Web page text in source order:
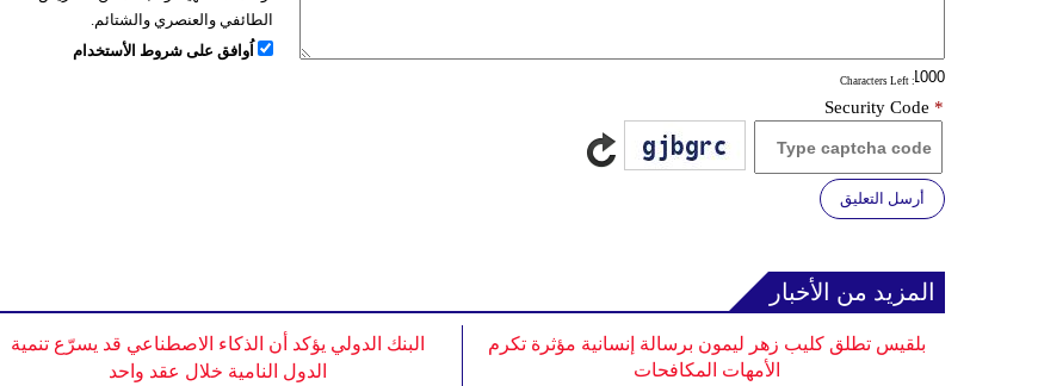
: Characters Left
الطائفي والعنصري والشتائم.
اُوافق على شروط الأستخدام
Security Code *
أرسل التعليق
المزيد من الأخبار
البنك الدولي يؤكد أن الذكاء الاصطناعي قد يسرّع تنمية
الدول النامية خلال عقد واحد
بلقيس تطلق كليب زهر ليمون برسالة إنسانية مؤثرة تكرم
الأمهات المكافحات